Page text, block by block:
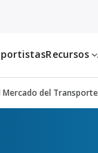
Recursos
del